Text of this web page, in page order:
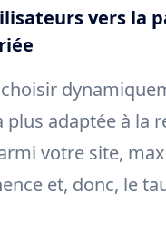
vers la
plus adaptée à la
votre site,
et, donc, le